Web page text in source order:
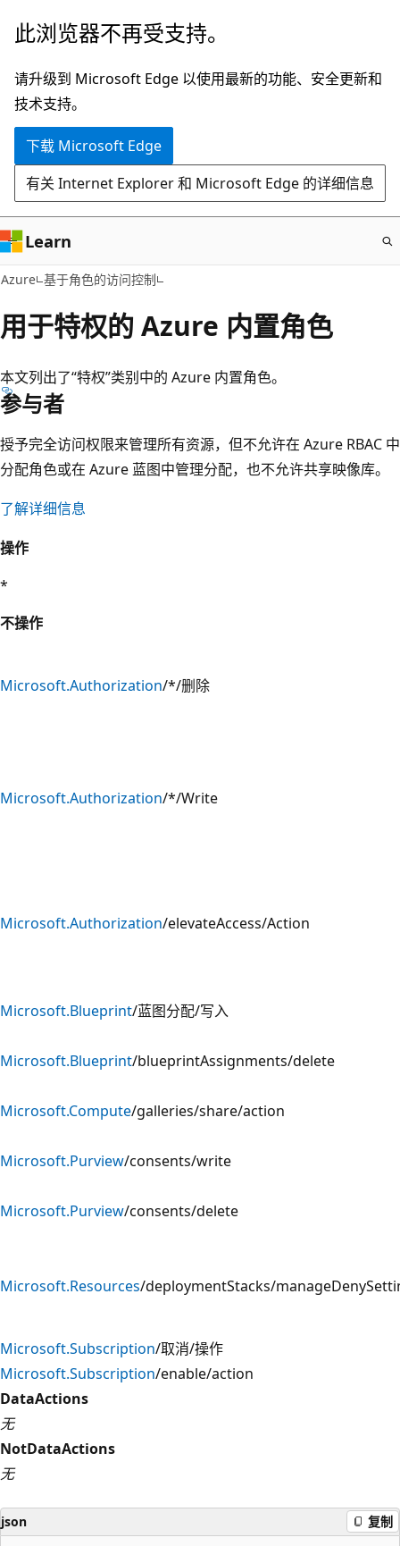
跳
主
要
内
此浏览器不再受支持。
请升级到 Microsoft Edge 以使用最新的功能、安全更新和
技术支持。
下载 Microsoft Edge
有关 Internet Explorer 和 Microsoft Edge 的详细信息
Learn
Azure 基于角色的访问控制
用于特权的 Azure 内置角色
本文列出了“特权”类别中的 Azure 内置角色。
参与者
授予完全访问权限来管理所有资源，但不允许在 Azure RBAC 中
分配角色或在 Azure 蓝图中管理分配，也不允许共享映像库。
了解详细信息
操作
*
不操作
Microsoft.Authorization/*/删除
Microsoft.Authorization/*/Write
Microsoft.Authorization/elevateAccess/Action
Microsoft.Blueprint/蓝图分配/写入
Microsoft.Blueprint/blueprintAssignments/delete
Microsoft.Compute/galleries/share/action
Microsoft.Purview/consents/write
Microsoft.Purview/consents/delete
Microsoft.Resources/deploymentStacks/
Microsoft.Subscription/取消/操作
Microsoft.Subscription/enable/action
DataActions
无
NotDataActions
无
json 复制